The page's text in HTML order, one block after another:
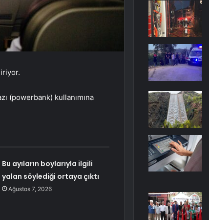
(powerbank) kullanımına
Bu ayıların boylarıyla ilgili
yalan söylediği ortaya çıktı
Ağustos 7, 2026